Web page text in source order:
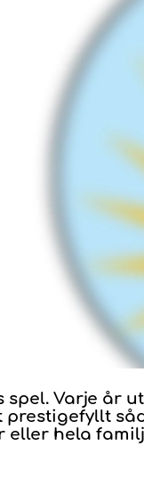
Varje år
prestigefyllt
hela